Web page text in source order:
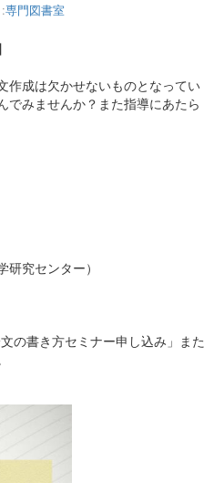
専門図書室
作成は欠かせないものとなってい
でみませんか？また指導にあたら
究センター）
の書き方セミナー申し込み」また